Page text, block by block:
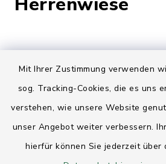
Mit Ihrer Zustimmung verwenden
sog. Tracking-Cookies, die es uns
verstehen, wie unsere Website
unser Angebot weiter verbessern.
hierfür können Sie jederzeit über